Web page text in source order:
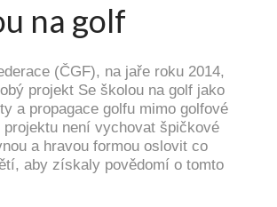
na golf
(ČGF), na jaře roku 2014,
projekt Se školou na golf jako
a propagace golfu mimo golfové
není vychovat špičkové
a hravou formou oslovit co
aby získaly povědomí o tomto